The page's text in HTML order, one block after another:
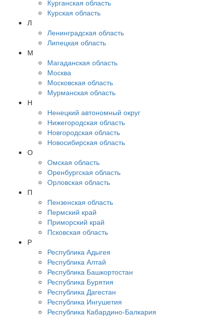
Курганская область
Курская область
Л
Ленинградская область
Липецкая область
М
Магаданская область
Москва
Московская область
Мурманская область
Н
Ненецкий автономный округ
Нижегородская область
Новгородская область
Новосибирская область
О
Омская область
Оренбургская область
Орловская область
П
Пензенская область
Пермский край
Приморский край
Псковская область
Р
Республика Адыгея
Республика Алтай
Республика Башкортостан
Республика Бурятия
Республика Дагестан
Республика Ингушетия
Республика Кабардино-Балкария